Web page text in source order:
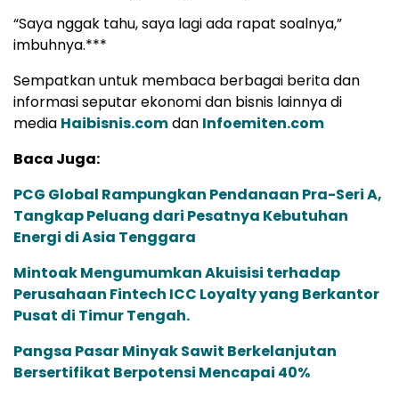
“Saya nggak tahu, saya lagi ada rapat soalnya,”
imbuhnya.***
Sempatkan untuk membaca berbagai berita dan
informasi seputar ekonomi dan bisnis lainnya di
media Haibisnis.comdan Infoemiten.com
Baca Juga:
PCG Global Rampungkan Pendanaan Pra-Seri A,
Tangkap Peluang dari Pesatnya Kebutuhan
Energi di Asia Tenggara
Mintoak Mengumumkan Akuisisi terhadap
Perusahaan Fintech ICC Loyalty yang Berkantor
Pusat di Timur Tengah.
Pangsa Pasar Minyak Sawit Berkelanjutan
Bersertifikat Berpotensi Mencapai 40%